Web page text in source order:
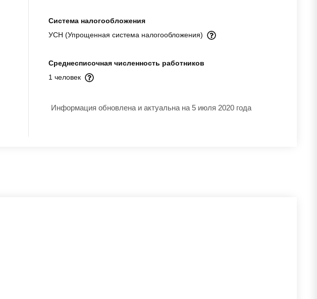
Система налогообложения
УСН (Упрощенная система налогообложения)
Среднесписочная численность работников
1 человек
Информация обновлена и актуальна на 5 июля 2020 года